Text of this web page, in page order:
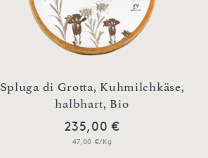
Spluga di Grotta, Kuhmilchkäse,
halbhart, Bio
235,00 €
47,00 €/Kg